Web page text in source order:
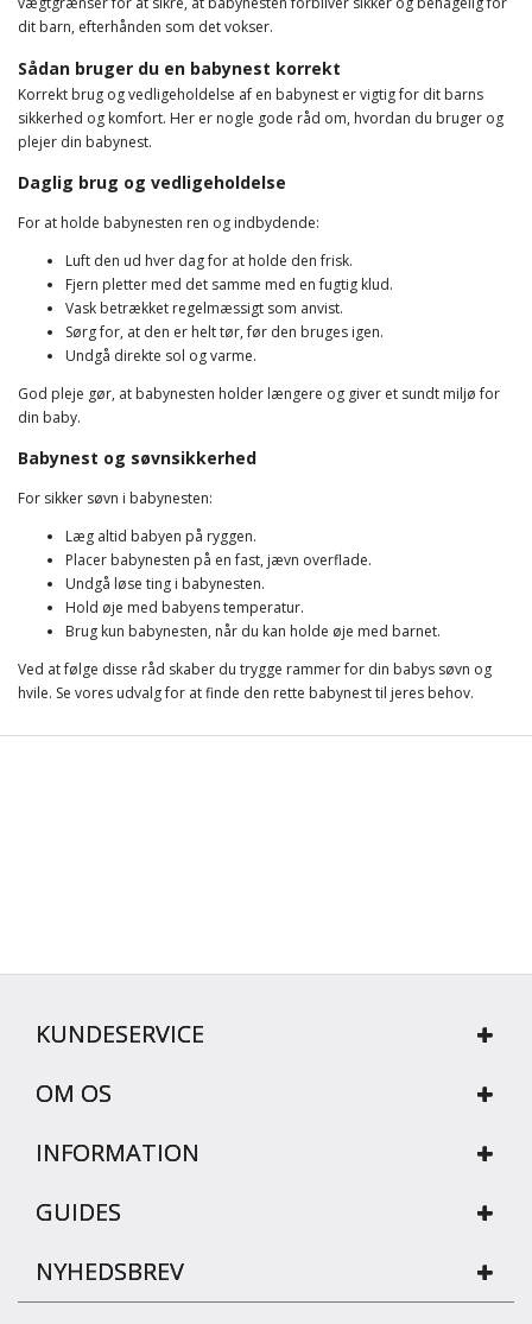
dit barn, efterhånden som det vokser.
Sådan bruger du en babynest korrekt
Korrekt brug og vedligeholdelse af en babynest er vigtig for dit barns
sikkerhed og komfort. Her er nogle gode råd om, hvordan du bruger og
plejer din babynest.
Daglig brug og vedligeholdelse
For at holde babynesten ren og indbydende:
Luft den ud hver dag for at holde den frisk.
Fjern pletter med det samme med en fugtig klud.
Vask betrækket regelmæssigt som anvist.
Sørg for, at den er helt tør, før den bruges igen.
Undgå direkte sol og varme.
God pleje gør, at babynesten holder længere og giver et sundt miljø for
din baby.
Babynest og søvnsikkerhed
For sikker søvn i babynesten:
Læg altid babyen på ryggen.
Placer babynesten på en fast, jævn overflade.
Undgå løse ting i babynesten.
Hold øje med babyens temperatur.
Brug kun babynesten, når du kan holde øje med barnet.
Ved at følge disse råd skaber du trygge rammer for din babys søvn og
hvile. Se vores udvalg for at finde den rette babynest til jeres behov.
KUNDESERVICE
OM OS
INFORMATION
GUIDES
NYHEDSBREV